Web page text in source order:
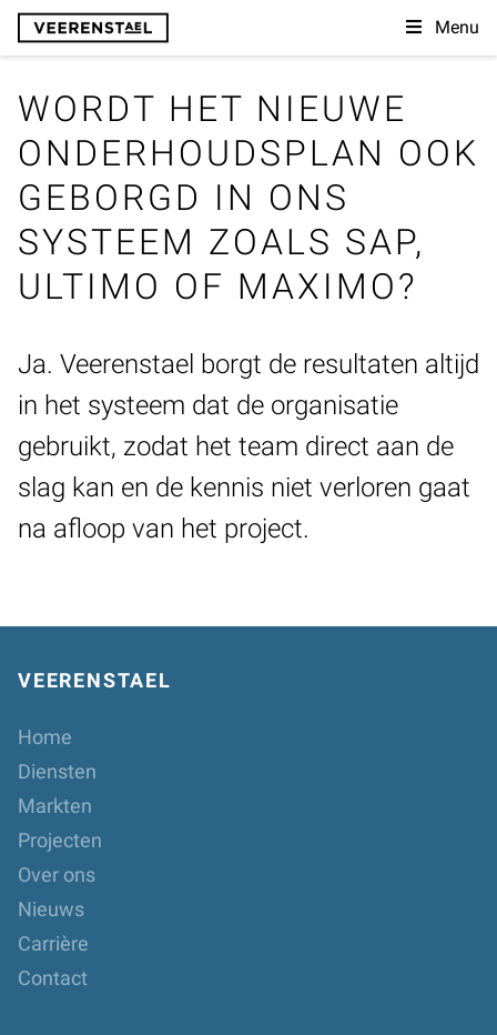
Menu
WORDT HET NIEUWE
ONDERHOUDSPLAN OOK
GEBORGD IN ONS
SYSTEEM ZOALS SAP,
ULTIMO OF MAXIMO?
Ja. Veerenstael borgt de resultaten altijd
in het systeem dat de organisatie
gebruikt, zodat het team direct aan de
slag kan en de kennis niet verloren gaat
na afloop van het project.
VEERENSTAEL
Home
Diensten
Markten
Projecten
Over ons
Nieuws
Carrière
Contact